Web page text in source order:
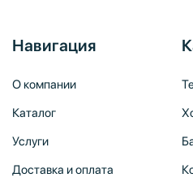
Навигация
О компании
Каталог
Услуги
Доставка и оплата